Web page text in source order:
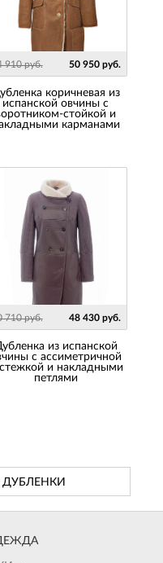
910 руб. 50 950 руб.
испанской овчины с
стойкой и
карманами
710 руб. 48 430 руб.
с ассиметричной
и накладными
петлями
ДУБЛЕНКИ